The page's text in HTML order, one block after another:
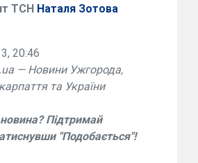
ТСН Наталя Зотова
20:46
— Новини Ужгорода,
та України
Підтримай
"Подобається"!